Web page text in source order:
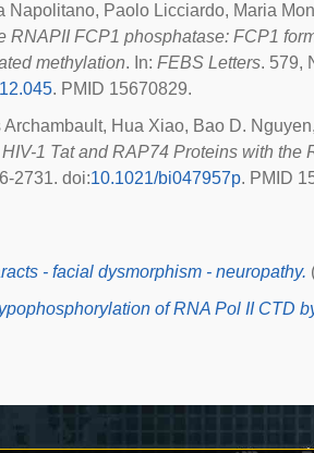
Napolitano, Paolo Licciardo, Maria
RNAPII FCP1 phosphatase: FCP1
methylation. In: FEBS Letters. 579,
. PMID 15670829.
Archambault, Hua Xiao, Bao D. Nguyen,
1 Tat and RAP74 Proteins with
2731. doi:10.1021/bi047957p. PMID
- facial dysmorphism - neuropathy.
of RNA Pol II CTD